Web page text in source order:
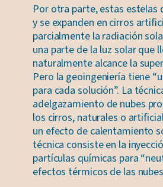
Por otra parte, estas estelas
y se expanden en cirros
parcialmente la radiación
una parte de la luz solar que
naturalmente alcance la
Pero la geoingeniería tiene
para cada solución”. La
adelgazamiento de nubes
los cirros, naturales o
un efecto de calentamiento
técnica consiste en la
partículas químicas para
efectos térmicos de las